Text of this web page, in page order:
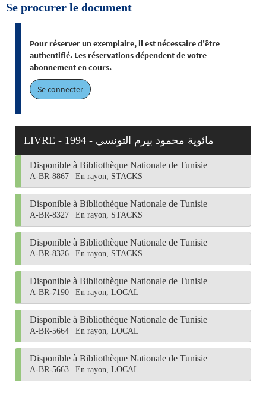
Se procurer le document
Pour réserver un exemplaire, il est nécessaire d'être
authentifié. Les réservations dépendent de votre
abonnement en cours.
Se connecter
LIVRE - 1994 - مائوية محمود بيرم التونسي‏
Disponible à Bibliothèque Nationale de Tunisie
A-BR-8867 En rayon, STACKS
Disponible à Bibliothèque Nationale de Tunisie
A-BR-8327 En rayon, STACKS
Disponible à Bibliothèque Nationale de Tunisie
A-BR-8326 En rayon, STACKS
Disponible à Bibliothèque Nationale de Tunisie
A-BR-7190 En rayon, LOCAL
Disponible à Bibliothèque Nationale de Tunisie
A-BR-5664 En rayon, LOCAL
Disponible à Bibliothèque Nationale de Tunisie
A-BR-5663 En rayon, LOCAL